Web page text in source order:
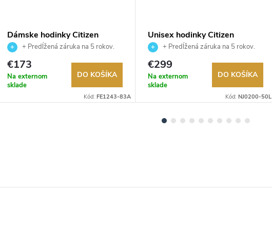
Dámske hodinky Citizen
FE1243-83A
+ Predĺžená záruka na 5 rokov.
Až 100 dní na vrátenie tovaru.
Autorizovaný predajca.
€173
Na externom
sklade
DO KOŠÍKA
Kód: FE1243-83A
Unisex hodinky Citizen
NJ0200-50L
+ Predĺžená záruka na 5 rokov.
Až 100 dní na vrátenie tovaru.
Autorizovaný predajca.
€299
Na externom
sklade
DO KOŠÍKA
Kód: NJ0200-50L